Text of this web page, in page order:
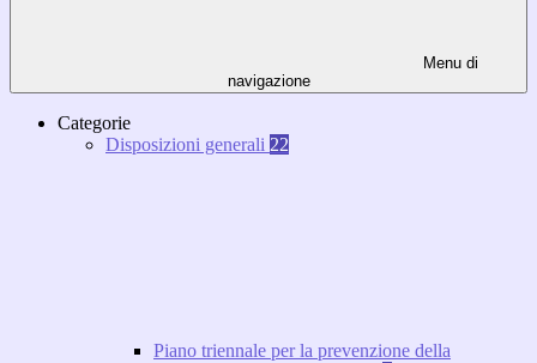
Menu di
navigazione
Categorie
Disposizioni generali 22
Piano triennale per la prevenzione della